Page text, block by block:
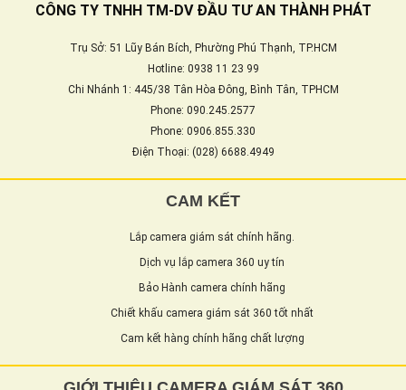
CÔNG TY TNHH TM-DV ĐẦU TƯ AN THÀNH PHÁT
Trụ Sở: 51 Lũy Bán Bích, Phường Phú Thạnh, TP.HCM
Hotline: 0938 11 23 99
Chi Nhánh 1: 445/38 Tân Hòa Đông, Bình Tân, TPHCM
Phone: 090.245.2577
Phone: 0906.855.330
Điện Thoại: (028) 6688.4949
CAM KẾT
Lắp camera giám sát chính hãng.
Dịch vụ lắp camera 360 uy tín
Bảo Hành camera chính hãng
Chiết khấu camera giám sát 360 tốt nhất
Cam kết hàng chính hãng chất lượng